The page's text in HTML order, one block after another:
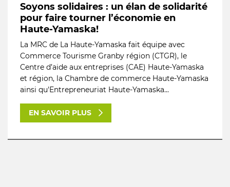
Soyons solidaires : un élan de solidarité
pour faire tourner l’économie en
Haute-Yamaska!
La MRC de La Haute-Yamaska fait équipe avec
Commerce Tourisme Granby région (CTGR), le
Centre d’aide aux entreprises (CAE) Haute-Yamaska
et région, la Chambre de commerce Haute-Yamaska
ainsi qu'Entrepreneuriat Haute-Yamaska...
EN SAVOIR PLUS